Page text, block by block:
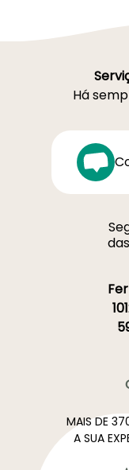
Há
MAIS DE
A SUA